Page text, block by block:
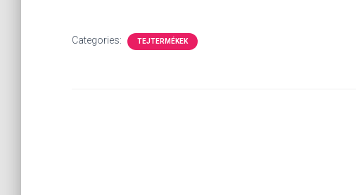
Categories: TEJTERMÉKEK